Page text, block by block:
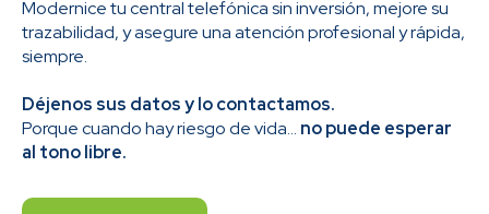
Modernice tu central telefónica sin inversión, mejore su
trazabilidad, y asegure una atención profesional y rápida,
siempre.
Déjenos sus datos y lo contactamos.
Porque cuando hay riesgo de vida... no puede esperar
al tono libre.